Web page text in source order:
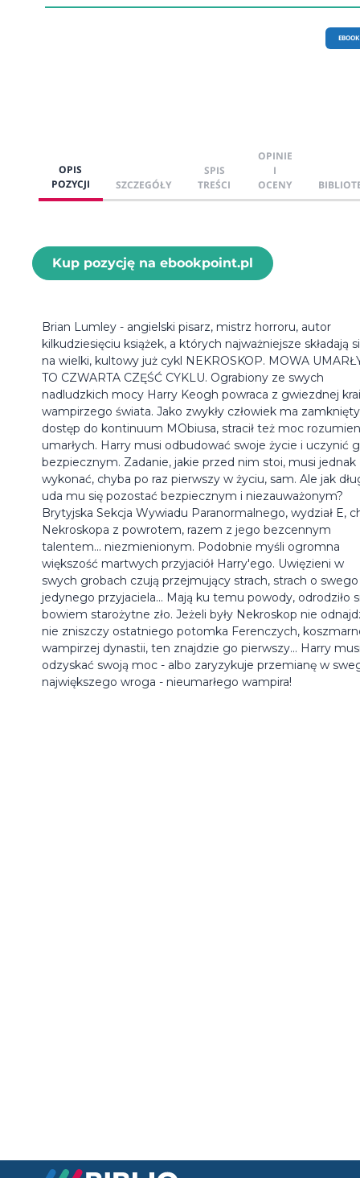
EBOOK
OPIS
POZYCJI
SZCZEGÓŁY
SPIS
TREŚCI
OPINIE
I
OCENY
Kup pozycję na ebookpoint.pl
Brian Lumley - angielski pisarz, mistrz horroru, autor
kilkudziesięciu książek, a których najważniejsze składają
na wielki, kultowy już cykl NEKROSKOP. MOWA
TO CZWARTA CZĘŚĆ CYKLU. Ograbiony ze swych
nadludzkich mocy Harry Keogh powraca z gwiezdnej
wampirzego świata. Jako zwykły człowiek ma zamknięty
dostęp do kontinuum MObiusa, stracił też moc
umarłych. Harry musi odbudować swoje życie i uczynić
bezpiecznym. Zadanie, jakie przed nim stoi, musi jednak
wykonać, chyba po raz pierwszy w życiu, sam. Ale jak
uda mu się pozostać bezpiecznym i niezauważonym?
Brytyjska Sekcja Wywiadu Paranormalnego, wydział E,
Nekroskopa z powrotem, razem z jego bezcennym
talentem... niezmienionym. Podobnie myśli ogromna
większość martwych przyjaciół Harry'ego. Uwięzieni w
swych grobach czują przejmujący strach, strach o swego
jedynego przyjaciela... Mają ku temu powody, odrodziło
bowiem starożytne zło. Jeżeli były Nekroskop nie
nie zniszczy ostatniego potomka Ferenczych,
wampirzej dynastii, ten znajdzie go pierwszy... Harry
odzyskać swoją moc - albo zaryzykuje przemianę w
największego wroga - nieumarłego wampira!